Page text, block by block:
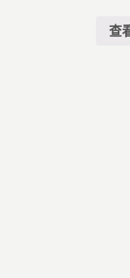
查